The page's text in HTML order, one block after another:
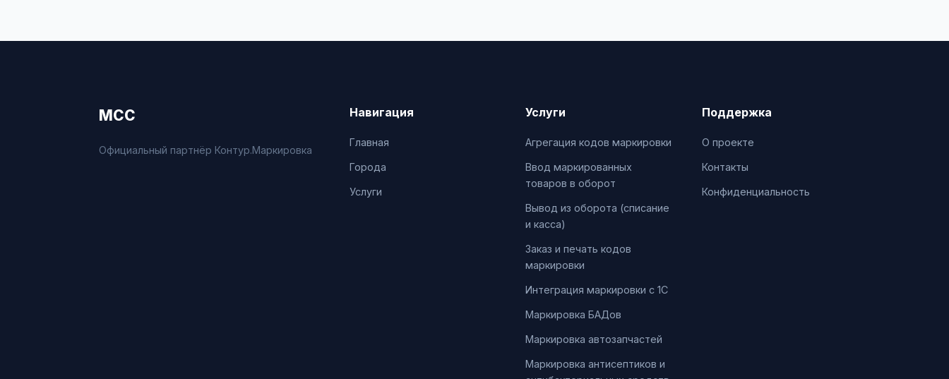
МСС
Официальный партнёр Контур.Маркировка
Навигация
Главная
Города
Услуги
Услуги
Агрегация кодов маркировки
Ввод маркированных
товаров в оборот
Вывод из оборота (списание
и касса)
Заказ и печать кодов
маркировки
Интеграция маркировки с 1С
Маркировка БАДов
Маркировка автозапчастей
Маркировка антисептиков и
Поддержка
О проекте
Контакты
Конфиденциальность